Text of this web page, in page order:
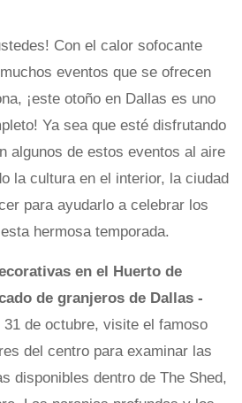
Con el calor sofocante
eventos que se ofrecen
¡este otoño en Dallas es uno
Ya sea que esté disfrutando
algunos de estos eventos al aire
la cultura en el interior, la ciudad
para ayudarlo a celebrar los
hermosa temporada.
en el Huerto de
de granjeros de Dallas -
de octubre, visite el famoso
del centro para examinar las
disponibles dentro de The Shed,